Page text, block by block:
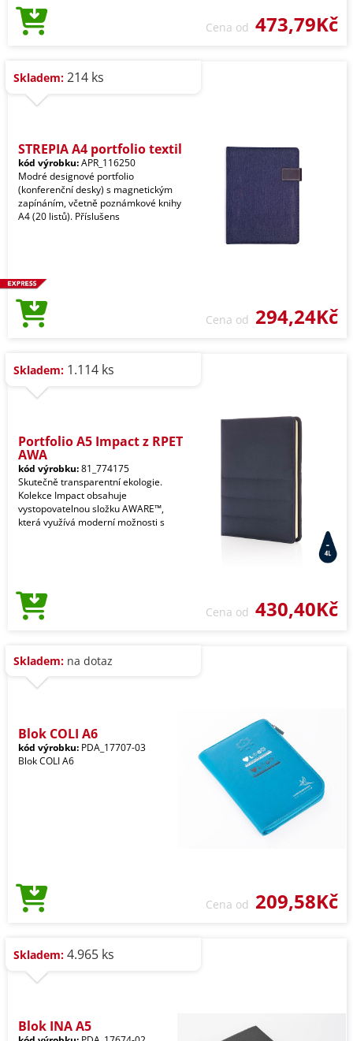
Cena od 473,79Kč
Skladem: 214 ks
STREPIA A4 portfolio textil
kód výrobku:APR_116250
Modré designové portfolio
(konferenční desky) s magnetickým
zapínáním, včetně poznámkové knihy
A4 (20 listů). Příslušens
Cena od 294,24Kč
Skladem: 1.114 ks
Portfolio A5 Impact z RPET
AWA
kód výrobku:81_774175
Skutečně transparentní ekologie.
Kolekce Impact obsahuje
vystopovatelnou složku AWARE™,
která využívá moderní možnosti s
Cena od 430,40Kč
Skladem: na dotaz
Blok COLI A6
kód výrobku: PDA_17707-03
Blok COLI A6
Cena od 209,58Kč
Skladem: 4.965 ks
Blok INA A5